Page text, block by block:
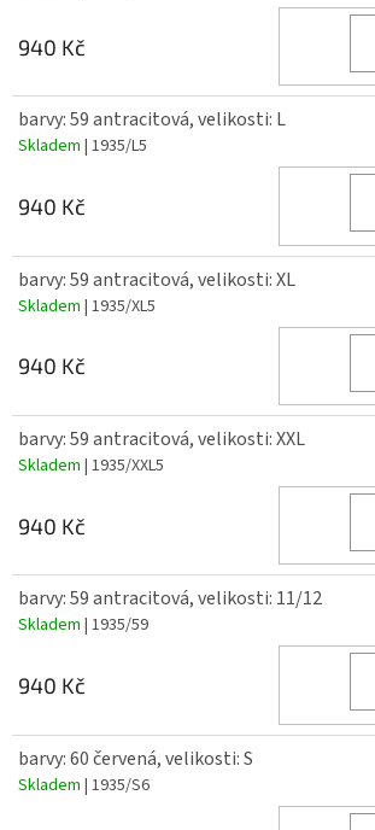
940 Kč
barvy: 59 antracitová, velikosti: L
Skladem | 1935/L5
940 Kč
barvy: 59 antracitová, velikosti: XL
Skladem | 1935/XL5
940 Kč
barvy: 59 antracitová, velikosti: XXL
Skladem | 1935/XXL5
940 Kč
barvy: 59 antracitová, velikosti: 11/12
Skladem | 1935/59
940 Kč
barvy: 60 červená, velikosti: S
Skladem | 1935/S6